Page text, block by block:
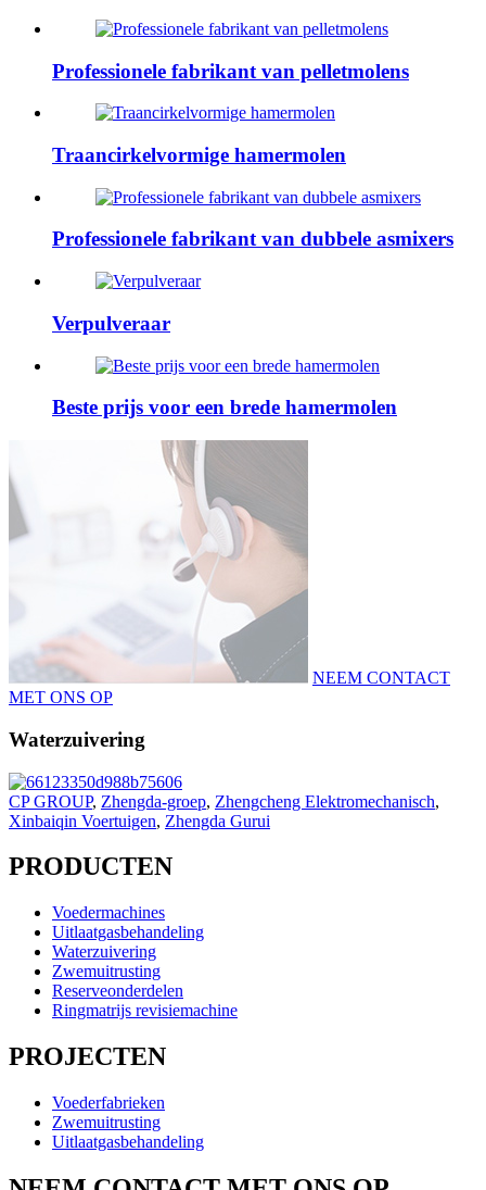
Professionele fabrikant van pelletmolens
Traancirkelvormige hamermolen
Professionele fabrikant van dubbele asmixers
Verpulveraar
Beste prijs voor een brede hamermolen
NEEM CONTACT
MET ONS OP
Waterzuivering
CP GROUP, Zhengda-groep, Zhengcheng Elektromechanisch,
Xinbaiqin Voertuigen, Zhengda Gurui
PRODUCTEN
Voedermachines
Uitlaatgasbehandeling
Waterzuivering
Zwemuitrusting
Reserveonderdelen
Ringmatrijs revisiemachine
PROJECTEN
Voederfabrieken
Zwemuitrusting
Uitlaatgasbehandeling